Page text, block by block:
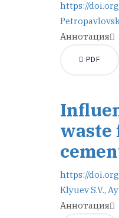
https://
Аннотация
PDF
waste
https://
Klyuev S.V.,
Аннотация